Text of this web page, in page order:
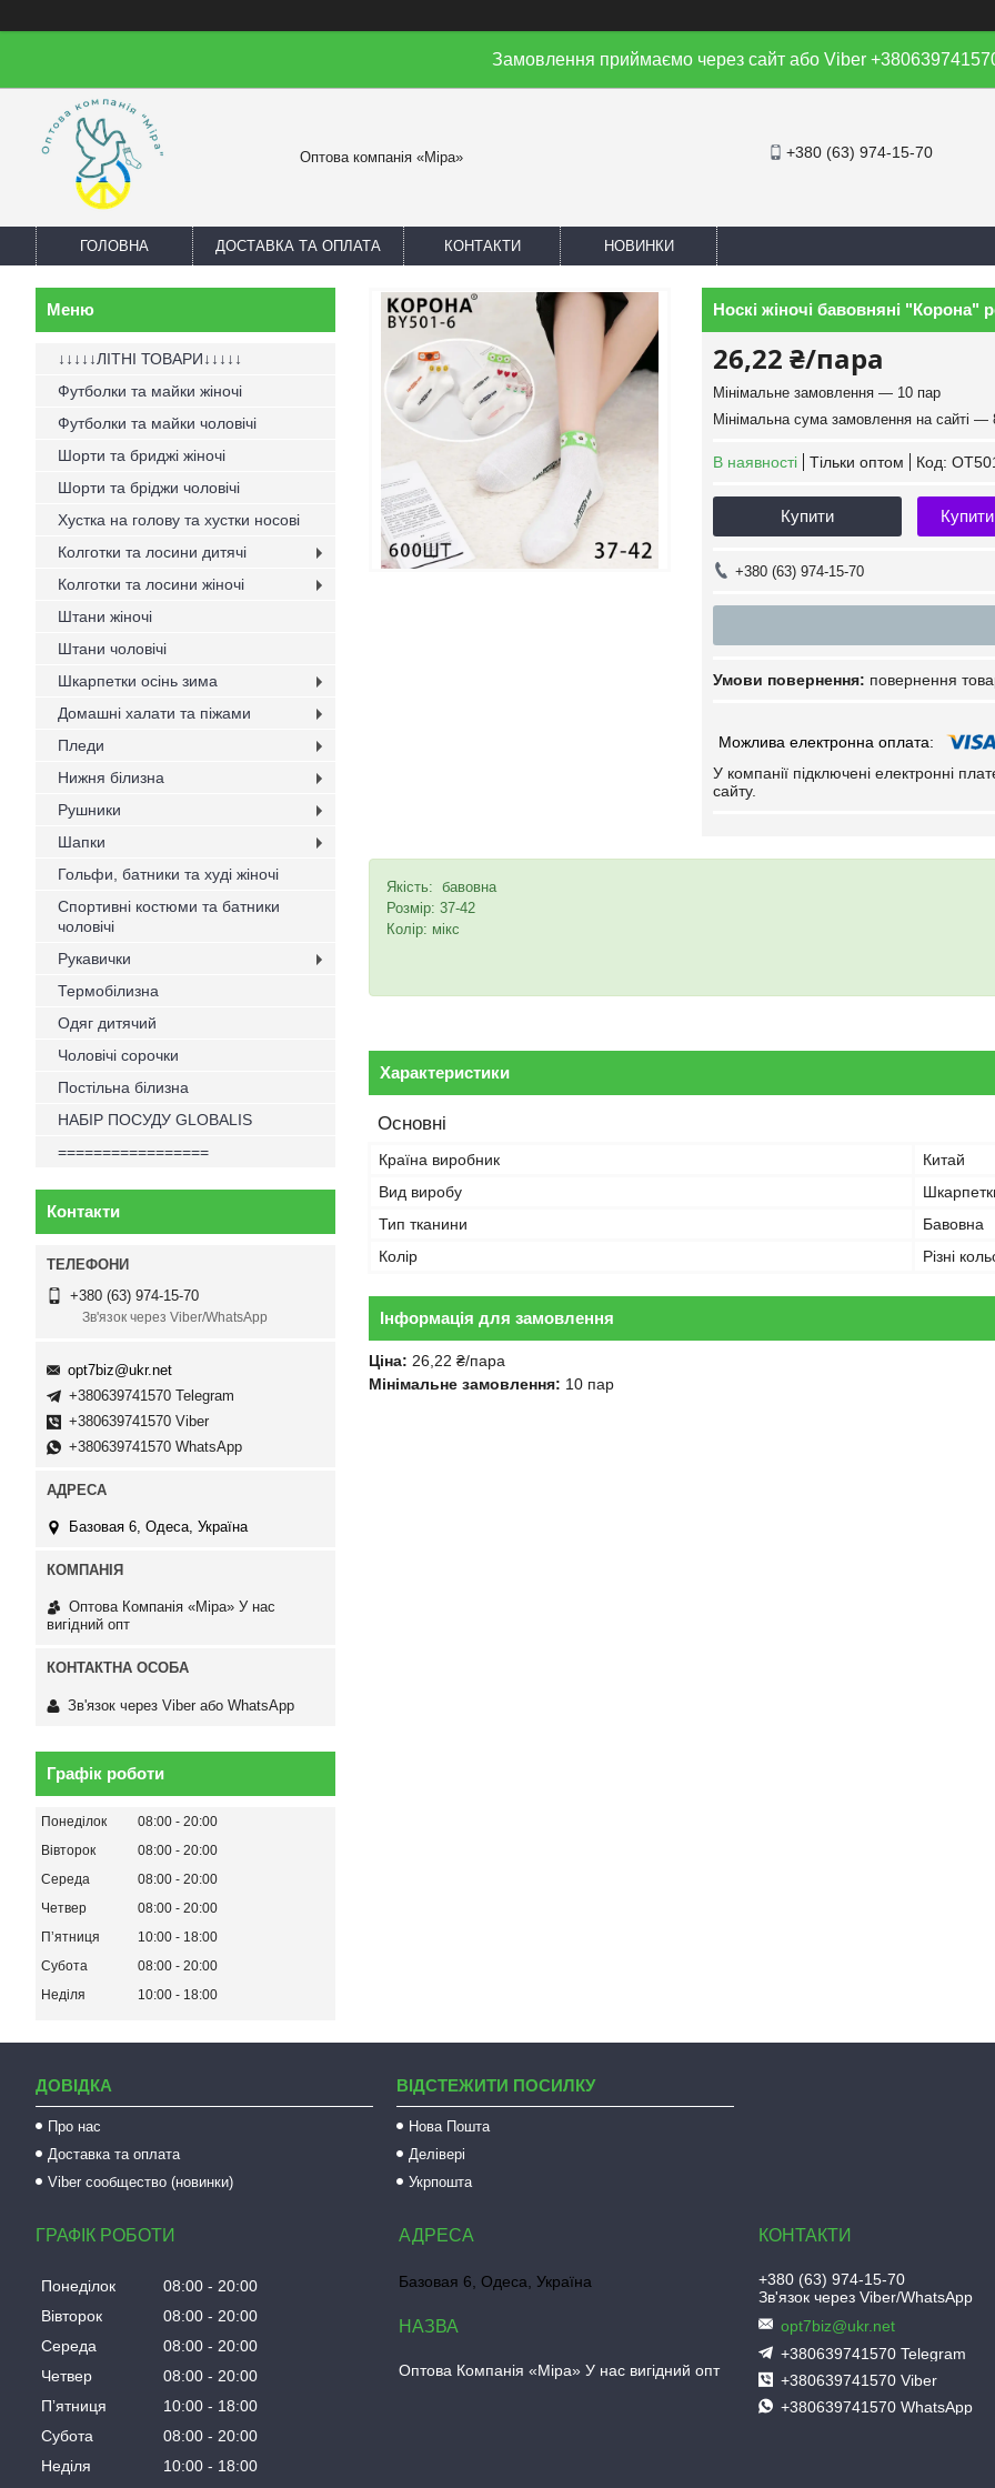
Замовлення приймаємо через сайт або Viber
Оптова компанія «Міра» +380 (63) 974-15-70
ГОЛОВНА ДОСТАВКА ТА ОПЛАТА КОНТАКТИ НОВИНКИ
Носкі жіночі бавовняні "Корона"
26,22 ₴/пара
Мінімальне замовлення — 10 пар
Мінімальна сума замовлення на сайті —
В наявності Тільки оптом Код:
Купити
+380 (63) 974-15-70
повернення
У компанії підключені електронні
сайту.
Якість: бавовна
Розмір: 37-42
Колір: мікс
Характеристики
Основні
Країна виробник
Китай
Вид виробу
Тип тканини
Бавовна
Колір
Різні
Інформація для замовлення
Ціна: 26,22 ₴/пара
Мінімальне замовлення: 10 пар
↓↓↓↓↓ЛІТНІ ТОВАРИ↓↓↓↓↓
Футболки та майки жіночі
Футболки та майки чоловічі
Шорти та бриджі жіночі
Шорти та бріджи чоловічі
Хустка на голову та хустки носові
Колготки та лосини дитячі
Колготки та лосини жіночі
Штани жіночі
Штани чоловічі
Шкарпетки осінь зима
Домашні халати та піжами
Пледи
Нижня білизна
Рушники
Шапки
Гольфи, батники та худі жіночі
Спортивні костюми та батники
чоловічі
Рукавички
Термобілизна
Одяг дитячий
Чоловічі сорочки
Постільна білизна
НАБІР ПОСУДУ GLOBALIS
=================
Контакти
+380 (63) 974-15-70
Зв'язок через Viber/WhatsApp
opt7biz@ukr.net
+380639741570 Telegram
+380639741570 Viber
+380639741570 WhatsApp
Базовая 6, Одеса, Україна
Оптова Компанія «Міра» У нас
вигідний опт
Зв'язок через Viber або WhatsApp
Графік роботи
Понеділок 08:00
20:00
Вівторок
08:00
20:00
Середа
08:00
20:00
Четвер
08:00
20:00
Пʼятниця
10:00
18:00
Субота
08:00
20:00
Неділя
10:00 18:00
ДОВІДКА
Про нас
Доставка та оплата
Viber сообщество (новинки)
ВІДСТЕЖИТИ ПОСИЛКУ
Нова Пошта
Делівері
Укрпошта
ГРАФІК РОБОТИ
Понеділок 08:00
20:00
Вівторок
08:00
20:00
Середа
08:00
20:00
Четвер
08:00
20:00
Пʼятниця
10:00
18:00
Субота
08:00
20:00
Неділя
10:00 18:00
Базовая 6, Одеса, Україна
Оптова Компанія «Міра» У нас вигідний опт
+380 (63) 974-15-70
Зв'язок через Viber/WhatsApp
opt7biz@ukr.net
+380639741570 Telegram
+380639741570 Viber
+380639741570 WhatsApp